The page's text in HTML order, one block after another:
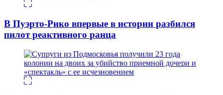
В Пуэрто-Рико впервые в истории разбился
пилот реактивного ранца